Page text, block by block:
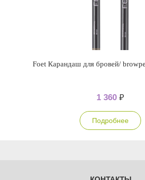
Foet Карандаш для бровей/
1 360 ₽
Подробнее